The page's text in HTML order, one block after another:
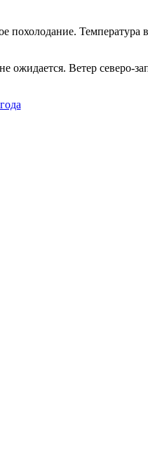
похолодание. Температура
ожидается. Ветер